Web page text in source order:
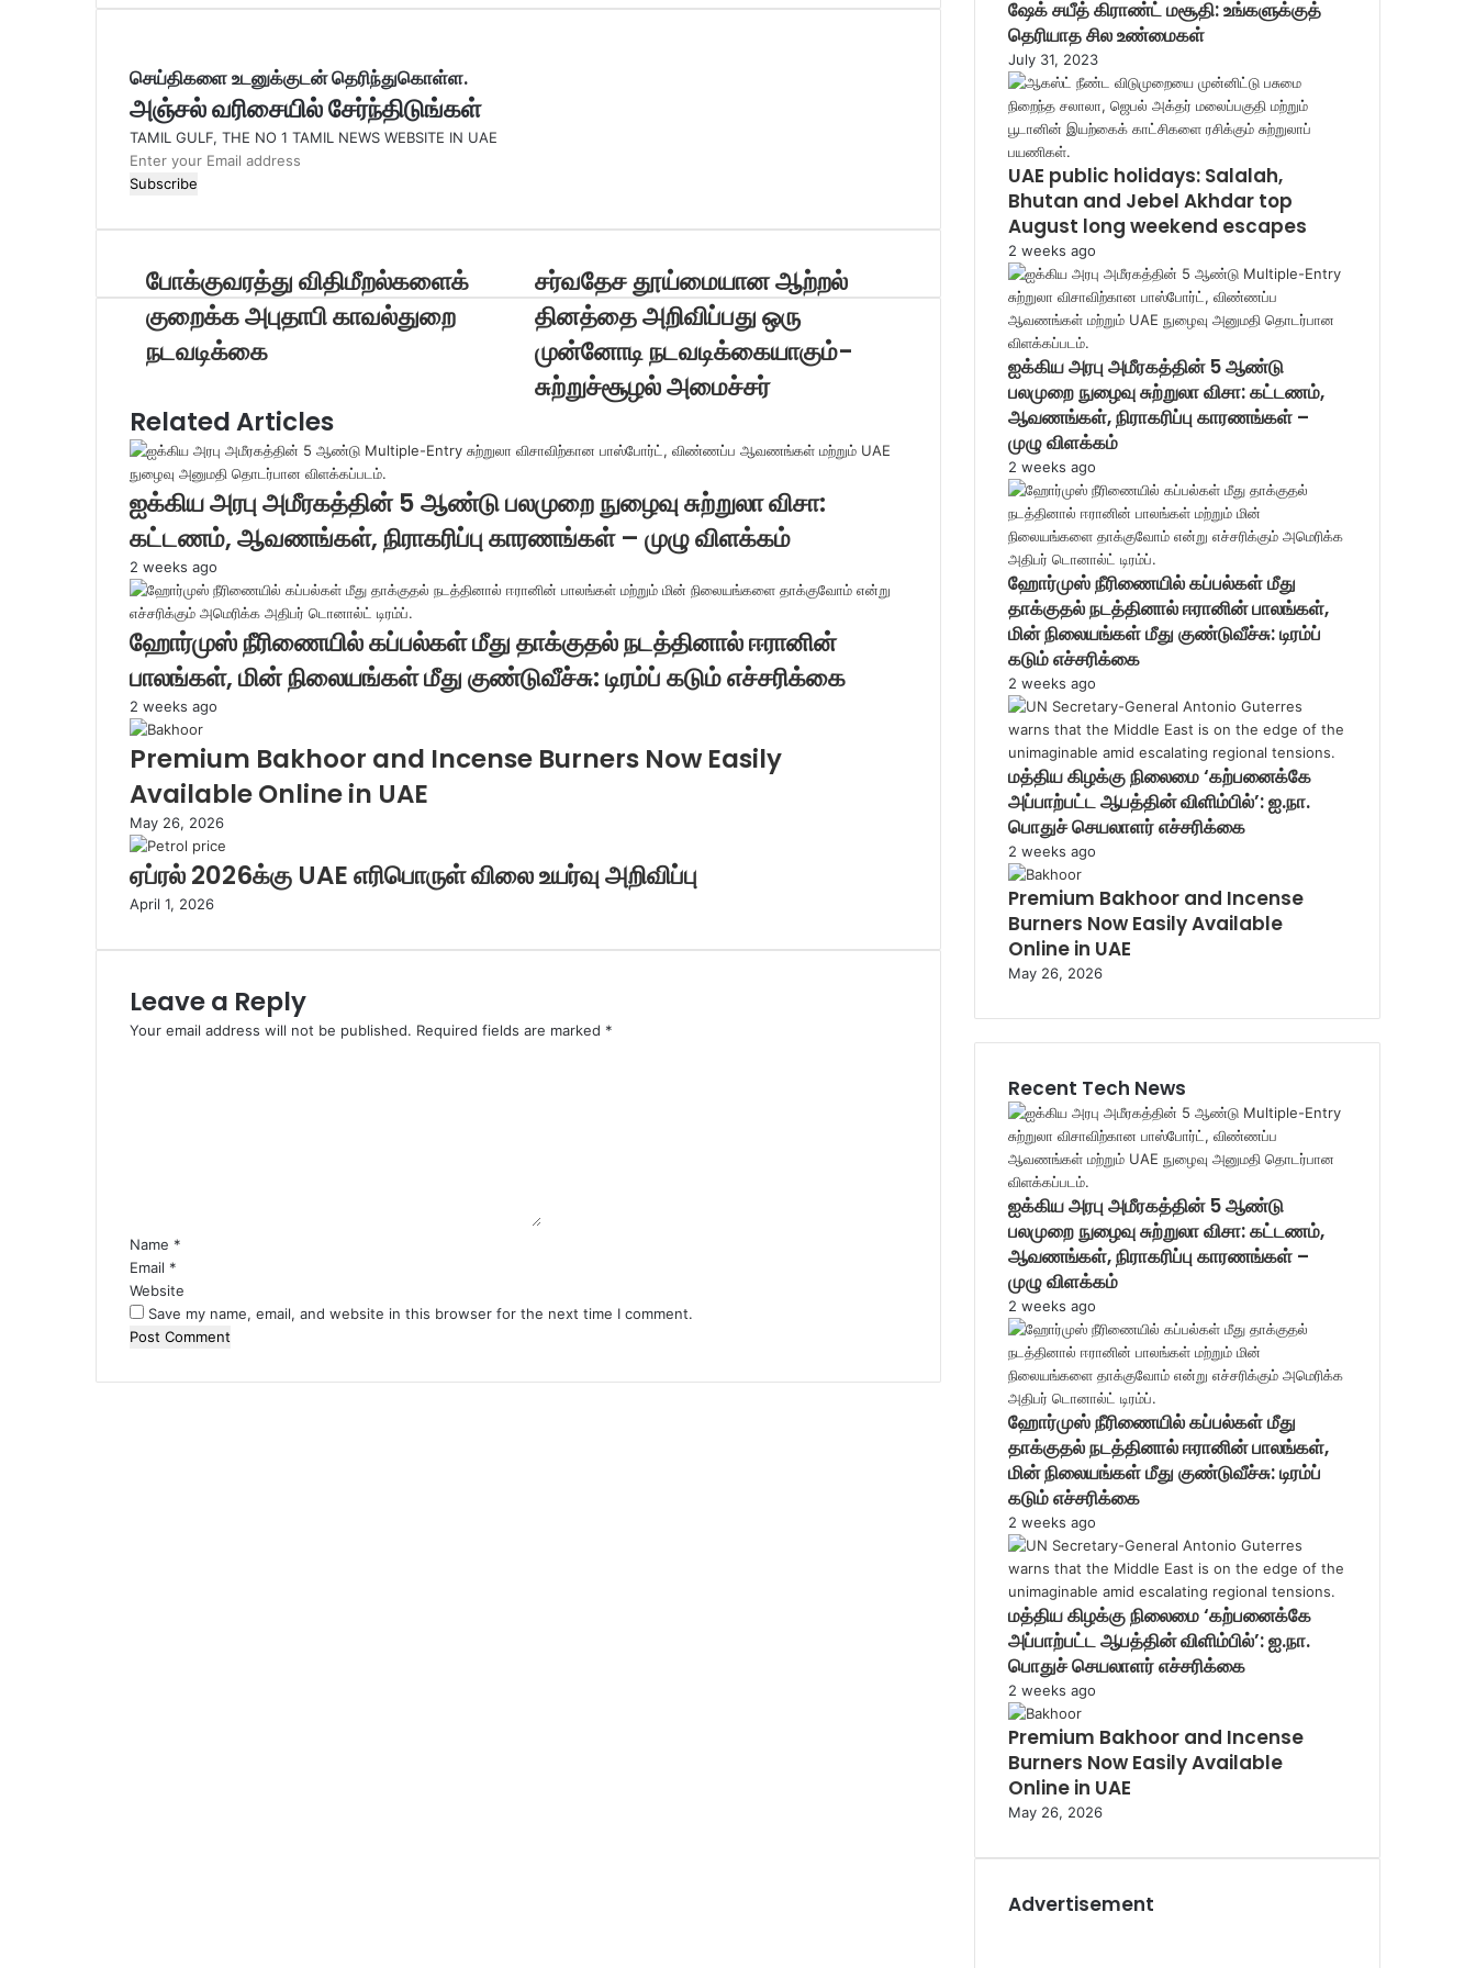
செய்திகளை உடனுக்குடன் தெரிந்துகொள்ள.
அஞ்சல் வரிசையில் சேர்ந்திடுங்கள்
TAMIL GULF, THE NO 1 TAMIL NEWS WEBSITE IN UAE
Enter
your
address
போக்குவரத்து விதிமீறல்களைக்
குறைக்க அபுதாபி காவல்துறை
நடவடிக்கை
சர்வதேச தூய்மையான ஆற்றல்
தினத்தை அறிவிப்பது ஒரு
முன்னோடி நடவடிக்கையாகும்-
சுற்றுச்சூழல் அமைச்சர்
Related Articles
ஐக்கிய அரபு அமீரகத்தின் 5 ஆண்டு பலமுறை நுழைவு சுற்றுலா விசா:
கட்டணம், ஆவணங்கள், நிராகரிப்பு காரணங்கள் – முழு விளக்கம்
2 weeks ago
ஹோர்முஸ் நீரிணையில் கப்பல்கள் மீது தாக்குதல் நடத்தினால் ஈரானின்
பாலங்கள், மின் நிலையங்கள் மீது குண்டுவீச்சு: டிரம்ப் கடும் எச்சரிக்கை
2 weeks ago
Premium Bakhoor and Incense Burners Now Easily
Available Online in UAE
May 26, 2026
ஏப்ரல் 2026க்கு UAE எரிபொருள் விலை உயர்வு அறிவிப்பு
April 1, 2026
Leave a Reply
Your email address will not be published. Required fields are marked *
Name *
Email *
Website
Save my name, email, and website in this browser for the next time I comment.
ஷேக் சயீத் கிராண்ட் மசூதி: உங்களுக்குத்
தெரியாத சில உண்மைகள்
July 31, 2023
UAE public holidays: Salalah,
Bhutan and Jebel Akhdar top
August long weekend escapes
2 weeks ago
ஐக்கிய அரபு அமீரகத்தின் 5 ஆண்டு
பலமுறை நுழைவு சுற்றுலா விசா: கட்டணம்,
ஆவணங்கள், நிராகரிப்பு காரணங்கள் –
முழு விளக்கம்
2 weeks ago
ஹோர்முஸ் நீரிணையில் கப்பல்கள் மீது
தாக்குதல் நடத்தினால் ஈரானின் பாலங்கள்,
மின் நிலையங்கள் மீது குண்டுவீச்சு: டிரம்ப்
கடும் எச்சரிக்கை
2 weeks ago
மத்திய கிழக்கு நிலைமை ‘கற்பனைக்கே
அப்பாற்பட்ட ஆபத்தின் விளிம்பில்’: ஐ.நா.
பொதுச் செயலாளர் எச்சரிக்கை
2 weeks ago
Premium Bakhoor and Incense
Burners Now Easily Available
Online in UAE
May 26, 2026
Recent Tech News
ஐக்கிய அரபு அமீரகத்தின் 5 ஆண்டு
பலமுறை நுழைவு சுற்றுலா விசா: கட்டணம்,
ஆவணங்கள், நிராகரிப்பு காரணங்கள் –
முழு விளக்கம்
2 weeks ago
ஹோர்முஸ் நீரிணையில் கப்பல்கள் மீது
தாக்குதல் நடத்தினால் ஈரானின் பாலங்கள்,
மின் நிலையங்கள் மீது குண்டுவீச்சு: டிரம்ப்
கடும் எச்சரிக்கை
2 weeks ago
மத்திய கிழக்கு நிலைமை ‘கற்பனைக்கே
அப்பாற்பட்ட ஆபத்தின் விளிம்பில்’: ஐ.நா.
பொதுச் செயலாளர் எச்சரிக்கை
2 weeks ago
Premium Bakhoor and Incense
Burners Now Easily Available
Online in UAE
May 26, 2026
Advertisement